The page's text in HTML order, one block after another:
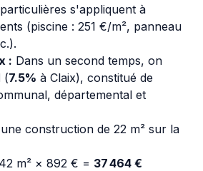
s'appliquent à
(piscine : 251 €/m², panneau
: Dans un second temps, on
(7.5% à Claix), constitué de
départemental et
construction de 22 m² sur la
m² × 892 € = 37 464 €